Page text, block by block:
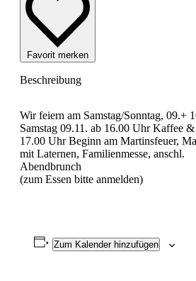
Favorit merken
Beschreibung
Wir feiern am Samstag/Sonntag, 09.+
Samstag 09.11. ab 16.00 Uhr Kaffee
17.00 Uhr Beginn am Martinsfeuer,
mit Laternen, Familienmesse, anschl.
Abendbrunch
(zum Essen bitte anmelden)
Zum Kalender hinzufügen